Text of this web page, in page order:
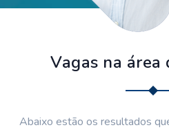
Vagas na área
Abaixo estão os resultados